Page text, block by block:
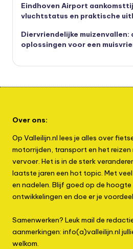
Eindhoven Airport
vluchtstatus en praktische
Diervriendelijke muizenvallen:
oplossingen voor een
Over ons:
Op Valleilijn.nl lees je alles over
motorrijden, transport en het
vervoer. Het is in de sterk
laatste jaren een hot topic. Met
en nadelen. Blijf goed op de
ontwikkelingen en doe er je
Samenwerken? Leuk mail de
aanmerkingen: info(a)valleilijn.nl
welkom.